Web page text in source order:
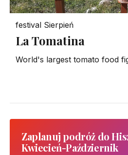
festival Sierpień
La Tomatina
World's largest tomato food
Zaplanuj podróż do
Kwiecień-Październik